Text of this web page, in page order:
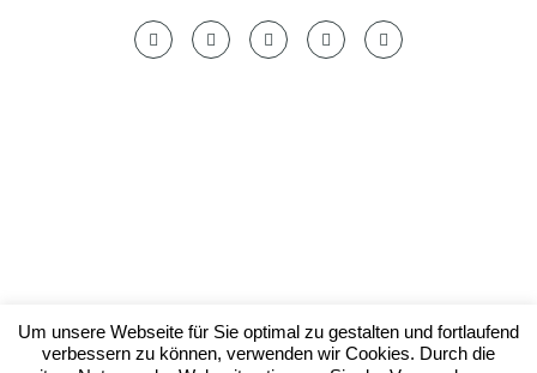
© by foodish.cooking 2023
Um unsere Webseite für Sie optimal zu gestalten und fortlaufend
verbessern zu können, verwenden wir Cookies. Durch die